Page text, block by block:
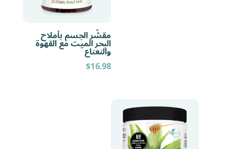
مقشّر الجسم بأملاح
البحر الميت مع القهوة
والنعناع
$16.98